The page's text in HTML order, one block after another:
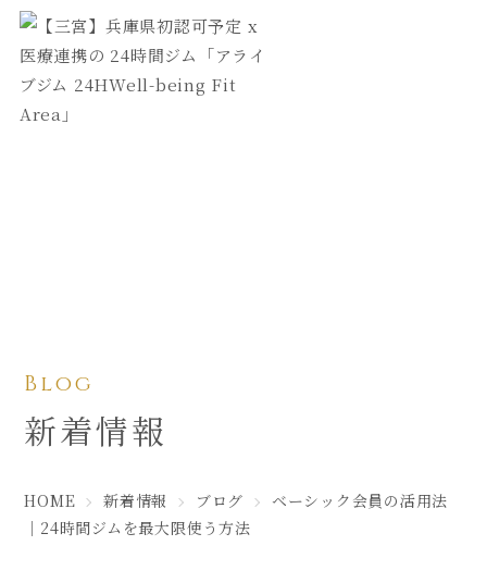
Blog
新着情報
HOME 新着情報 ブログ
ベーシック会員の活用法
｜24時間ジムを最大限使う方法